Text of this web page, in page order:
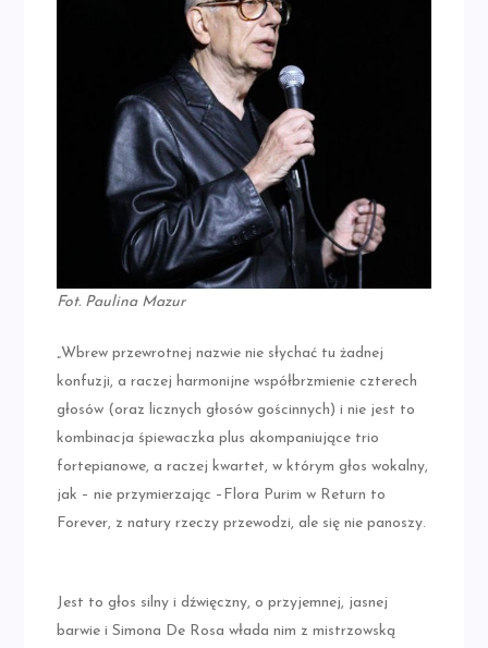
Fot. Paulina Mazur
„Wbrew przewrotnej nazwie nie słychać tu żadnej
konfuzji, a raczej harmonijne współbrzmienie czterech
głosów (oraz licznych głosów gościnnych) i nie jest to
kombinacja śpiewaczka plus akompaniujące trio
fortepianowe, a raczej kwartet, w którym głos wokalny,
jak – nie przymierzając –Flora Purim w Return to
Forever, z natury rzeczy przewodzi, ale się nie panoszy.
Jest to głos silny i dźwięczny, o przyjemnej, jasnej
barwie i Simona De Rosa włada nim z mistrzowską